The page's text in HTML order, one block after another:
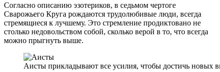
Согласно описанию эзотериков, в седьмом чертоге
Сварожьего Круга рождаются трудолюбивые люди, всегда
стремящиеся к лучшему. Это стремление продиктовано не
столько недовольством собой, сколько верой в то, что всегда
можно прыгнуть выше.
Аисты прикладывают все усилия, чтобы достичь новых